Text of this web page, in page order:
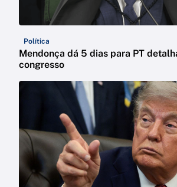
Política
Mendonça dá 5 dias para PT
congresso